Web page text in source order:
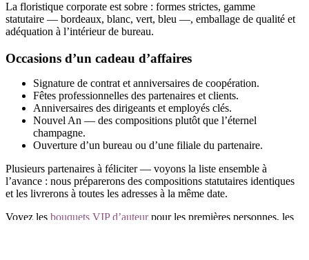
La floristique corporate est sobre : formes strictes, gamme
statutaire — bordeaux, blanc, vert, bleu —, emballage de qualité et
adéquation à l’intérieur de bureau.
Occasions d’un cadeau d’affaires
Signature de contrat et anniversaires de coopération.
Fêtes professionnelles des partenaires et clients.
Anniversaires des dirigeants et employés clés.
Nouvel An — des compositions plutôt que l’éternel
champagne.
Ouverture d’un bureau ou d’une filiale du partenaire.
Plusieurs partenaires à féliciter — voyons la liste ensemble à
l’avance : nous préparerons des compositions statutaires identiques
et les livrerons à toutes les adresses à la même date.
Voyez les bouquets VIP d’auteurpour les premières personnes, les